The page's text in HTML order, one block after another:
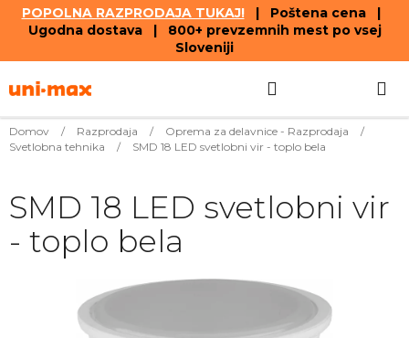
POPOLNA RAZPRODAJA TUKAJ!| Poštena cena |
Ugodna dostava | 800+ prevzemnih mest po vsej
Sloveniji
to
Domov / Razprodaja / Oprema za delavnice - Razprodaja
/
Svetlobna tehnika
/ SMD 18 LED svetlobni vir - toplo bela
SMD 18 LED svetlobni vir
- toplo bela